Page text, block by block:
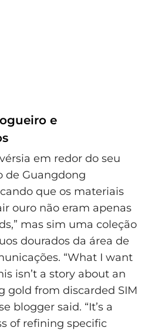
e
em redor do seu
de Guangdong
que os materiais
ouro não eram apenas
mas sim uma coleção
dourados da área de
“What I want
isn’t a story about an
gold from discarded SIM
blogger said. “It’s a
of refining specific